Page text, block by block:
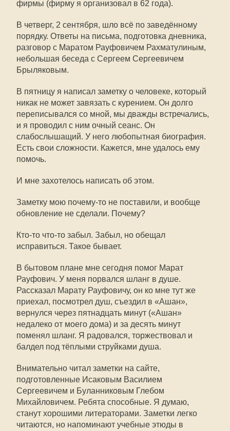
фирмы (фирму я организовал в 62 года).
В четверг, 2 сентября, шло всё по заведённому
порядку. Ответы на письма, подготовка дневника,
разговор с Маратом Рауфовичем Рахматулиным,
небольшая беседа с Сергеем Сергеевичем
Брыляковым.
В пятницу я написал заметку о человеке, который
никак не может завязать с курением. Он долго
переписывался со мной, мы дважды встречались,
и я проводил с ним очный сеанс. Он
слабослышащий. У него любопытная биография.
Есть свои сложности. Кажется, мне удалось ему
помочь.
И мне захотелось написать об этом.
Заметку мою почему-то не поставили, и вообще
обновление не сделали. Почему?
Кто-то что-то забыл. Забыл, но обещал
исправиться. Такое бывает.
В бытовом плане мне сегодня помог Марат
Рауфович. У меня порвался шланг в душе.
Рассказал Марату Рауфовичу, он ко мне тут же
приехал, посмотрел душ, съездил в «Ашан»,
вернулся через пятнадцать минут («Ашан»
недалеко от моего дома) и за десять минут
поменял шланг. Я радовался, торжествовал и
балдел под тёплыми струйками душа.
Внимательно читал заметки на сайте,
подготовленные Исаковым Василием
Сергеевичем и Буланниковым Глебом
Михайловичем. Ребята способные. Я думаю,
станут хорошими литераторами. Заметки легко
читаются, но напоминают учебные этюды в